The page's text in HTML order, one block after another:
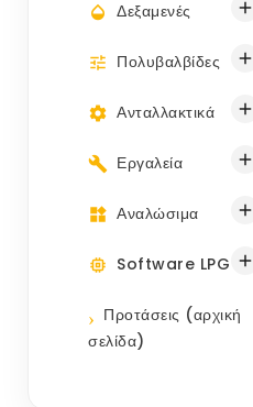
Δεξαμενές 
Πολυβαλβίδες 
Ανταλλακτικά 
Εργαλεία 
Αναλώσιμα 
Software LPG 
Προτάσεις (αρχική
σελίδα)